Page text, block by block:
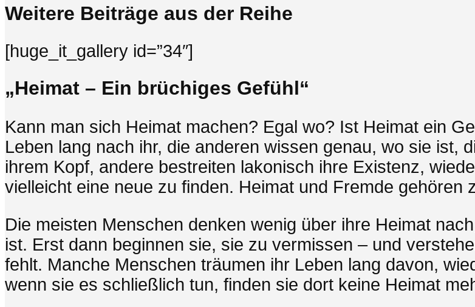
Weitere Beiträge aus der Reihe
[huge_it_gallery id=”34″]
„Heimat – Ein brüchiges Gefühl“
Kann man sich Heimat machen? Egal wo? Ist Heimat ein
Leben lang nach ihr, die anderen wissen genau, wo sie ist,
ihrem Kopf, andere bestreiten lakonisch ihre Existenz,
vielleicht eine neue zu finden. Heimat und Fremde gehören
Die meisten Menschen denken wenig über ihre Heimat
ist. Erst dann beginnen sie, sie zu vermissen – und
fehlt. Manche Menschen träumen ihr Leben lang davon,
wenn sie es schließlich tun, finden sie dort keine Heimat